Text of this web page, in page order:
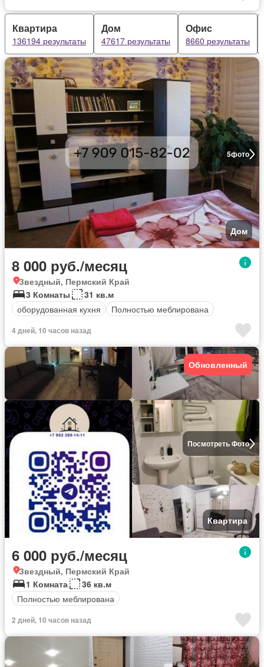
Квартира
136194 результаты
Дом
47617 результаты
Офис
8660 результаты
5фото
Дом
8 000 руб./месяц
Звездный, Пермский Край
3 Комнаты
31 кв.м
оборудованная кухня
Полностью меблирована
4 дней, 10 часов назад
Посмотреть Фото
Обновленный
Квартира
6 000 руб./месяц
Звездный, Пермский Край
1 Комната
36 кв.м
Полностью меблирована
2 дней, 10 часов назад